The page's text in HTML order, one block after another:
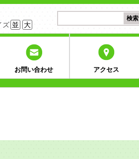
ズ 並 大
検索
お問い合わせ アクセス